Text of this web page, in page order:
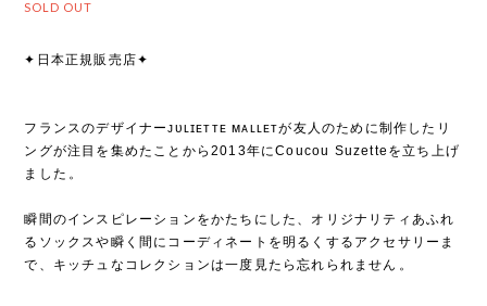
SOLD OUT
✦日本正規販売店✦
フランスのデザイナーᴊᴜʟɪᴇᴛᴛᴇ ᴍᴀʟʟᴇᴛが友人のために制作したリ
ングが注目を集めたことから2013年にCoucou Suzetteを立ち上げ
ました⁡。
瞬間のインスピレーションをかたちにした、オリジナリティあふれ
るソックスや瞬く間にコーディネートを明るくするアクセサリーま
で、キッチュなコレクションは一度見たら忘れられません⁡。